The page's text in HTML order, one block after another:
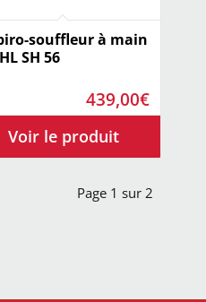
souffleur à main
SH 56
439,00€
Page 1 sur 2